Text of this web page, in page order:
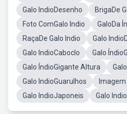
Galo IndioDesenho
BrigaDe
Foto ComGalo Indio
GaloDa
RaçaDe Galo Indio
Galo
Galo IndioCaboclo
Galo
Galo ÍndioGigante Altura
Galo IndioGuarulhos
Imagem
Galo IndioJaponeis
Galo